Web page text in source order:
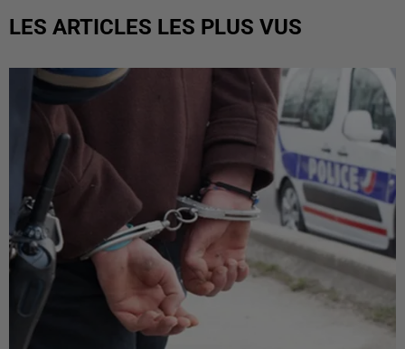
LES ARTICLES LES PLUS VUS